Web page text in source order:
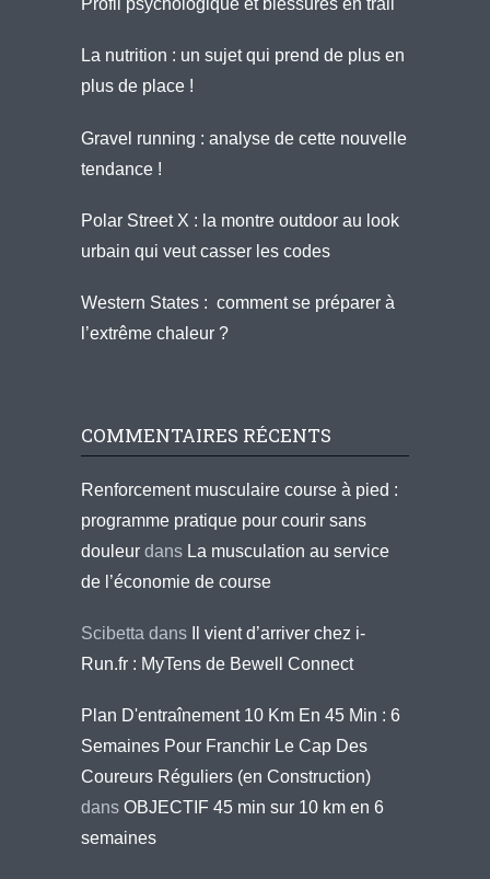
Profil psychologique et blessures en trail
La nutrition : un sujet qui prend de plus en
plus de place !
Gravel running : analyse de cette nouvelle
tendance !
Polar Street X : la montre outdoor au look
urbain qui veut casser les codes
Western States : comment se préparer à
l’extrême chaleur ?
COMMENTAIRES RÉCENTS
Renforcement musculaire course à pied :
programme pratique pour courir sans
douleur dans La musculation au service
de l’économie de course
Scibetta dans
Il vient d’arriver chez i-
Run.fr : MyTens de Bewell Connect
Plan D'entraînement 10 Km En 45 Min : 6
Semaines Pour Franchir Le Cap Des
Coureurs Réguliers (en Construction)
dans OBJECTIF 45 min sur 10 km en 6
semaines